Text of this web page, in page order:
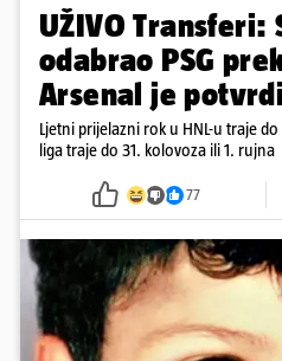
UŽIVO
odabrao PSG
Arsenal je
Ljetni prijelazni rok u HNL-u traje
liga traje do 31. kolovoza ili 1. rujna
77